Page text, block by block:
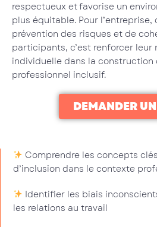
respectueux et favorise un
plus équitable. Pour l’entreprise,
prévention des risques et de
participants, c’est renforcer leur
individuelle dans la construction
professionnel inclusif.
DEMANDER
Comprendre les concepts
d’inclusion dans le contexte
Identifier les biais
les relations au travail